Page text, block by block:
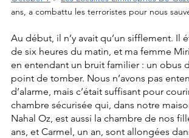
ans, a combattu les terroristes pour nous
Au début, il n’y avait qu’un sifflement. Il
de six heures du matin, et ma femme
en entendant un bruit familier : un obus
point de tomber. Nous n’avons pas
d’alarme, mais c’était suffisant pour
chambre sécurisée qui, dans notre
Nahal Oz, est aussi la chambre de nos
ans, et Carmel, un an, sont allongées